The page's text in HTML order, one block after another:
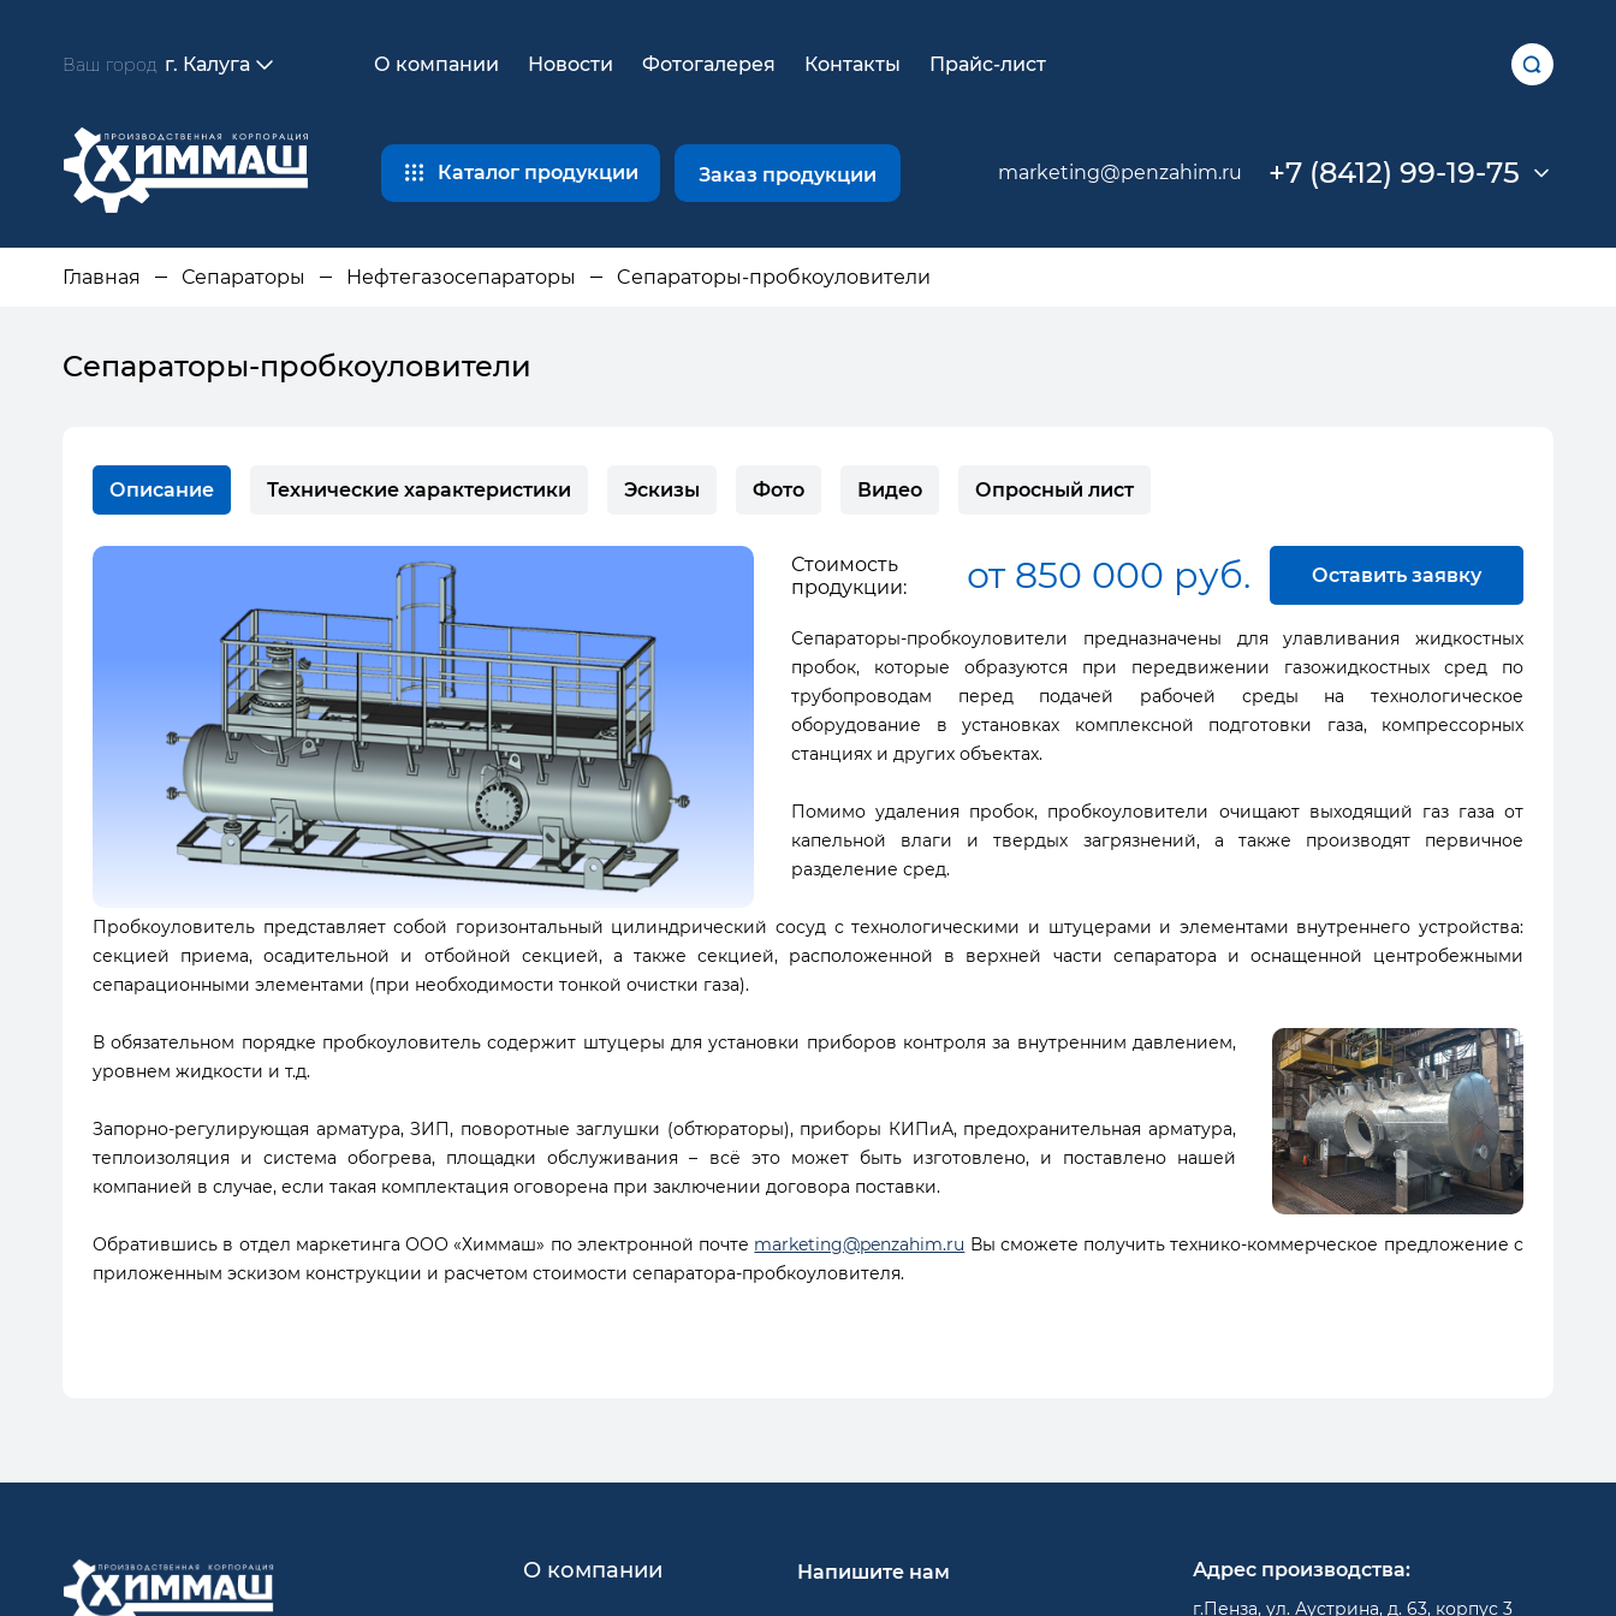
Ваш город г. Калуга О компании Новости Фотогалерея Контакты Прайс-лист
Каталог продукции Заказ продукции marketing@penzahim.ru +7 (8412) 99-19-75
Главная Сепараторы Нефтегазосепараторы Cепараторы-пробкоуловители
Cепараторы-пробкоуловители
Описание Технические характеристики Эскизы Фото Видео Опросный лист
Стоимость
продукции:
от 850 000 руб. Оставить заявку
Сепараторы-пробкоуловители предназначены для улавливания жидкостных
пробок, которые образуются при передвижении газожидкостных сред по
трубопроводам перед подачей рабочей среды на технологическое
оборудование в установках комплексной подготовки газа, компрессорных
станциях и других объектах.
Помимо удаления пробок, пробкоуловители очищают выходящий газ газа от
капельной влаги и твердых загрязнений, а также производят первичное
разделение сред.
Пробкоуловитель представляет собой горизонтальный цилиндрический сосуд с технологическими и штуцерами и элементами внутреннего устройства:
секцией приема, осадительной и отбойной секцией, а также секцией, расположенной в верхней части сепаратора и оснащенной центробежными
сепарационными элементами (при необходимости тонкой очистки газа).
В обязательном порядке пробкоуловитель содержит штуцеры для установки приборов контроля за внутренним давлением,
уровнем жидкости и т.д.
Запорно-регулирующая арматура, ЗИП, поворотные заглушки (обтюраторы), приборы КИПиА, предохранительная арматура,
теплоизоляция и система обогрева, площадки обслуживания – всё это может быть изготовлено, и поставлено нашей
компанией в случае, если такая комплектация оговорена при заключении договора поставки.
Обратившись в отдел маркетинга ООО «Химмаш» по электронной почте marketing@penzahim.ru Вы сможете получить технико-коммерческое предложение с
приложенным эскизом конструкции и расчетом стоимости сепаратора-пробкоуловителя.
О компании Напишите нам Адрес производства:
г.Пенза, ул. Аустрина, д. 63, корпус 3